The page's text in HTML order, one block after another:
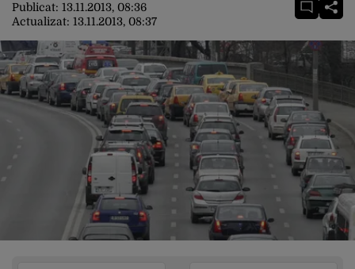
Publicat: 13.11.2013, 08:36
Actualizat: 13.11.2013, 08:37